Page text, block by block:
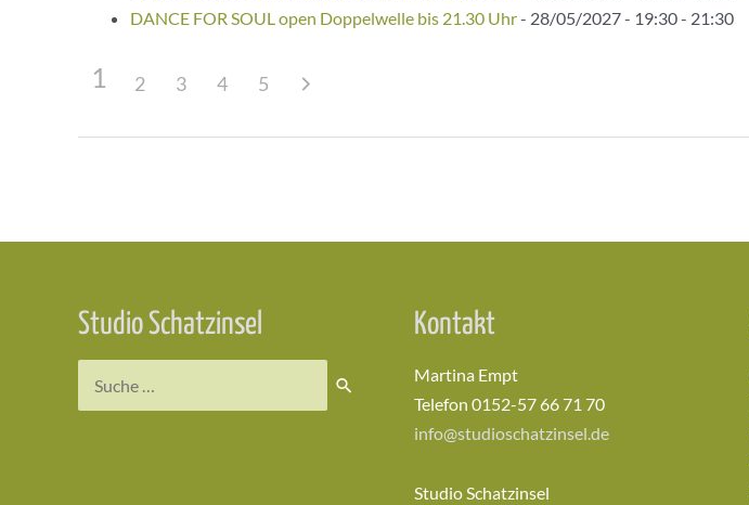
DANCE FOR SOUL open Doppelwelle bis 21.30 Uhr- 28/05/2027 - 19:30 - 21:30
1 2 3 4 5
Studio Schatzinsel Kontakt
Martina Empt
Telefon 0152-57 66 71 70
info@studioschatzinsel.de
Studio Schatzinsel